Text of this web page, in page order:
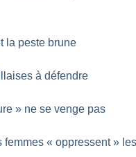
la peste brune
à défendre
» ne se venge pas
femmes « oppressent »